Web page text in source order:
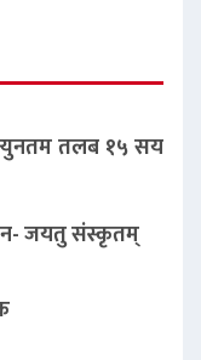
तलब १५ सय
जयतु संस्कृतम्‌